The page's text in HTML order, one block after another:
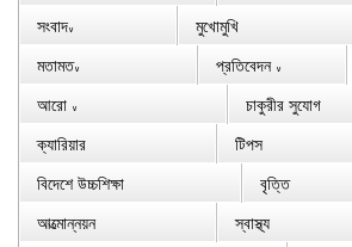
সংবাদ∨
মুখোমুখি
মতামত∨ প্রতিবেদন ∨
আরো ∨
চাকুরীর সুযোগ
ক্যারিয়ার
টিপস
বিদেশে উচ্চশিক্ষা
বৃত্তি
আত্মোন্নয়ন
স্বাস্থ্য